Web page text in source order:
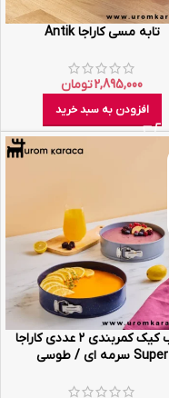
تابه مسی کاراجا Antik
2,895,000تومان
افزودن به سبد خرید
قالب کیک کمربندی ۲ عددی کاراجا
Super سرمه ای / طوسی